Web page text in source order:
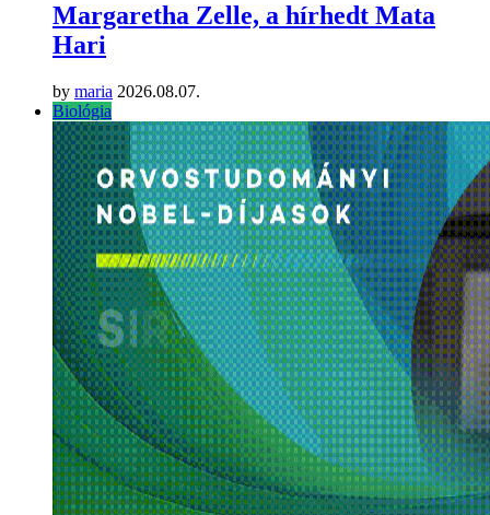
Margaretha Zelle, a hírhedt Mata
Hari
by maria 2026.08.07.
Biológia